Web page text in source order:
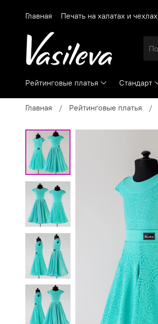
Главная Печать на халатах и чехлах
Рейтинговые платья Стандарт
Главная Рейтинговые платья